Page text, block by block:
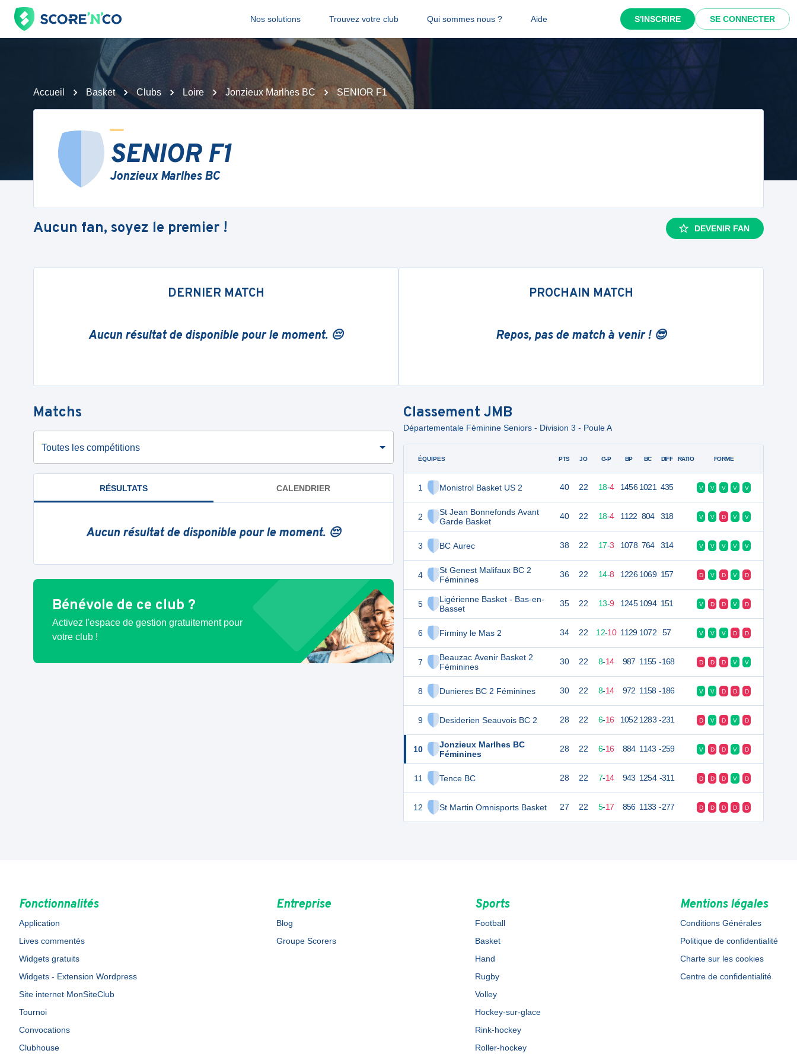
Nos solutions Trouvez votre club Qui sommes nous ? Aide S'INSCRIRE SE CONNECTER
Accueil Basket Clubs Loire Jonzieux Marlhes BC SENIOR F1
SENIOR F1
Jonzieux Marlhes BC
Aucun fan, soyez le premier ! DEVENIR FAN
DERNIER MATCH
Aucun résultat de disponible pour le moment. 😔
PROCHAIN MATCH
Repos, pas de match à venir ! 😎
Matchs
Toutes les compétitions
RÉSULTATS CALENDRIER
Aucun résultat de disponible pour le moment. 😔
Bénévole de ce club ?
Activez l'espace de gestion gratuitement pour
votre club !
Classement JMB
Départementale Féminine Seniors - Division 3 - Poule A
ÉQUIPES
1 Monistrol Basket US 2
2
St Jean Bonnefonds Avant
Garde Basket
3 BC Aurec
4
St Genest Malifaux BC 2
Féminines
5
Ligérienne Basket - Bas-en-
Basset
6 Firminy le Mas 2
7
Beauzac Avenir Basket 2
Féminines
8 Dunieres BC 2 Féminines
9 Desiderien Seauvois BC 2
10
Jonzieux Marlhes BC
Féminines
11 Tence BC
12 St Martin Omnisports Basket
PTS JO G-P BP BC DIFF RATIO FORME
40 22 18-4 1456 1021 435 V V V V V
40 22 18-4 1122 804 318 V V D V V
38 22 17-3 1078 764 314 V V V V V
36 22 14-8 1226 1069 157 D V D V D
35 22 13-9 1245 1094 151 V D D V D
34 22 12-10 1129 1072 57 V V V D D
30 22 8-14 987 1155 -168 D D D V V
30 22 8-14 972 1158 -186 V V D D D
28 22 6-16 1052 1283 -231 D V D V D
28 22 6-16 884 1143 -259 V D D V D
28 22 7-14 943 1254 -311 D D D V D
27 22 5-17 856 1133 -277 D D D D D
Fonctionnalités
Application
Lives commentés
Widgets gratuits
Widgets - Extension Wordpress
Site internet MonSiteClub
Tournoi
Convocations
Clubhouse
Entreprise
Blog
Groupe Scorers
Sports
Football
Basket
Hand
Rugby
Volley
Hockey-sur-glace
Rink-hockey
Roller-hockey
Mentions légales
Conditions Générales
Politique de confidentialité
Charte sur les cookies
Centre de confidentialité